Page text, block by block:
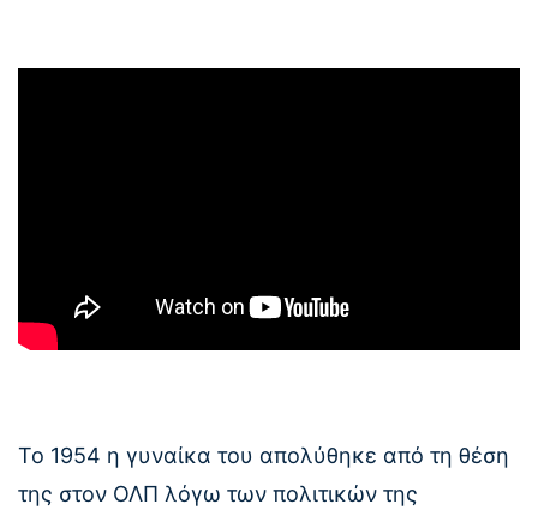
Το 1954 η γυναίκα του απολύθηκε από τη θέση
της στον ΟΛΠ λόγω των πολιτικών της